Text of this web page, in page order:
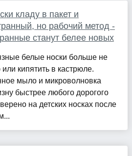
кладу в пакет и
но рабочий метод -
станут белее новых
белые носки больше не
кипятить в кастрюле.
мыло и микроволновка
быстрее любого дорогого
на детских носках после